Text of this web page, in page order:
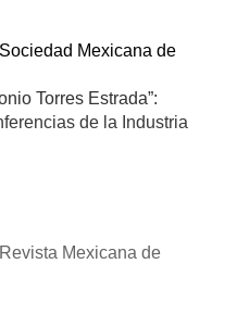
Mexicana de
Torres Estrada”:
de la Industria
Mexicana de